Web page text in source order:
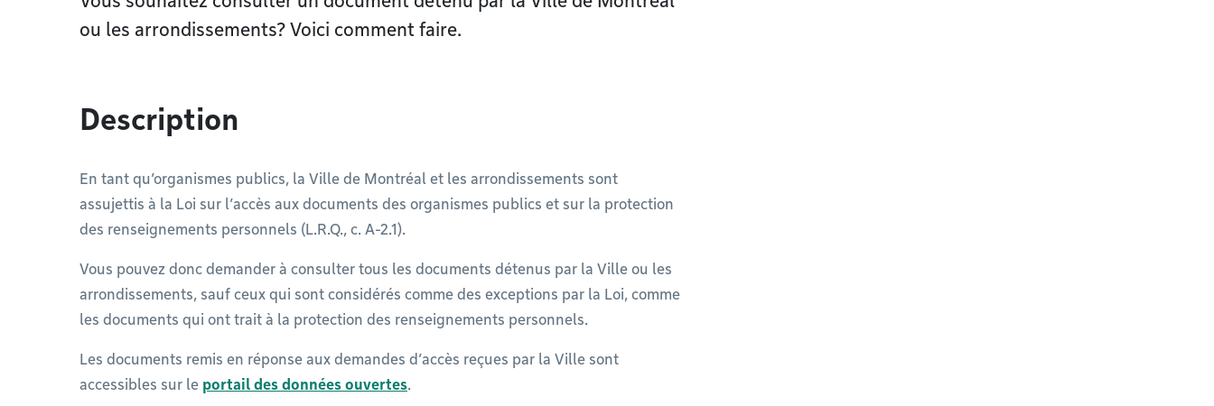
ou les arrondissements? Voici comment faire.
Description
En tant qu’organismes publics, la Ville de Montréal et les arrondissements sont
assujettis à la Loi sur l’accès aux documents des organismes publics et sur la protection
des renseignements personnels (L.R.Q., c. A-2.1).
Vous pouvez donc demander à consulter tous les documents détenus par la Ville ou les
arrondissements, sauf ceux qui sont considérés comme des exceptions par la Loi, comme
les documents qui ont trait à la protection des renseignements personnels.
Les documents remis en réponse aux demandes d’accès reçues par la Ville sont
accessibles sur le portail des données ouvertes.